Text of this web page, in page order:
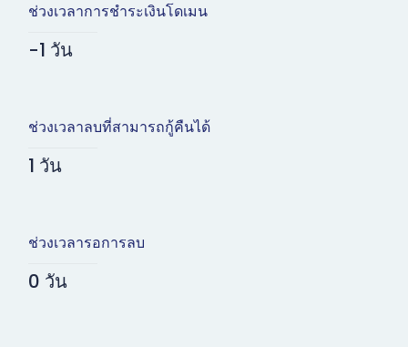
ช่วงเวลาการชำระเงินโดเมน
-1 วัน
ช่วงเวลาลบที่สามารถกู้คืนได้
1 วัน
ช่วงเวลารอการลบ
0 วัน